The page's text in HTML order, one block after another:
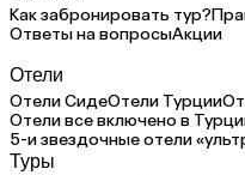
Как забронировать тур?
Ответы на вопросыАкции
Отели
Отели СидеОтели Турции
Отели все включено в
5-и звездочные отели
Туры